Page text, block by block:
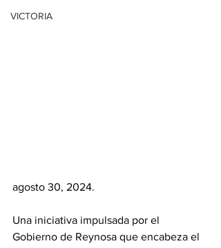
VICTORIA
agosto 30, 2024.
Una iniciativa impulsada por el
Gobierno de Reynosa que encabeza el